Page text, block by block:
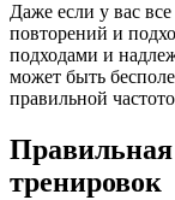
Даже если у вас
повторений и
подходами и
может быть
правильной
Правильная
тренировок